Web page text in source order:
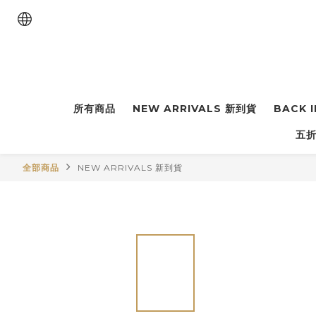
所有商品 NEW ARRIVALS 新到貨 BACK
五
全部商品 NEW ARRIVALS 新到貨